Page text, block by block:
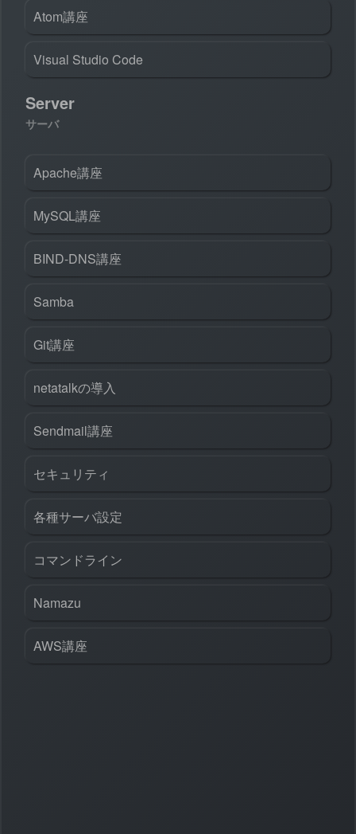
Atom講座
Visual Studio Code
Server
サーバ
Apache講座
MySQL講座
BIND-DNS講座
Samba
Git講座
netatalkの導入
Sendmail講座
セキュリティ
各種サーバ設定
コマンドライン
Namazu
AWS講座